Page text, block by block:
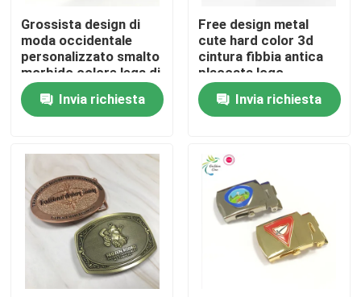
Prodotti
Video
Chi siamo
Fatory Tour
Controllo di qualità
Contattaci
Grossista design di
moda occidentale
personalizzato smalto
morbido colore lega di
zinco lucido argento
placcato metallo
cintura logo in acciaio
Invia richiesta
Free design metal
cute hard color 3d
cintura fibbia antica
placcata logo
personalizzato cintura
fibbie Invia richiesta